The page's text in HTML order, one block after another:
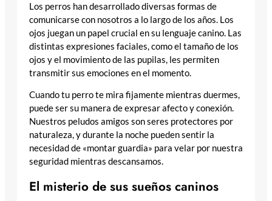
Los perros han desarrollado diversas formas de
comunicarse con nosotros a lo largo de los años. Los
ojos juegan un papel crucial en su lenguaje canino. Las
distintas expresiones faciales, como el tamaño de los
ojos y el movimiento de las pupilas, les permiten
transmitir sus emociones en el momento.
Cuando tu perro te mira fijamente mientras duermes,
puede ser su manera de expresar afecto y conexión.
Nuestros peludos amigos son seres protectores por
naturaleza, y durante la noche pueden sentir la
necesidad de «montar guardia» para velar por nuestra
seguridad mientras descansamos.
El misterio de sus sueños caninos